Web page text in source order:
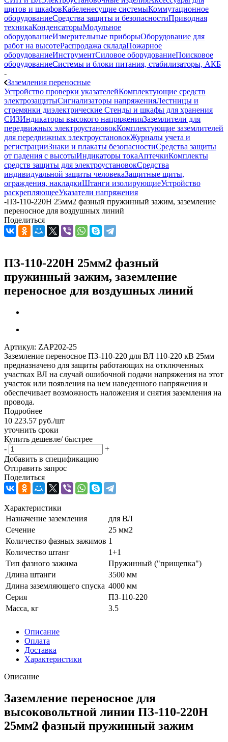
щитов и шкафовКабеленесущие системыКоммутационное
оборудованиеСредства защиты и безопасностиПриводная
техникаКонденсаторыМодульное
оборудованиеИзмерительные приборыОборудование для
работ на высотеРаспродажа складаПожарное
оборудованиеИнструментСиловое оборудованиеПоисковое
оборудованиеСистемы и блоки питания, стабилизаторы, АКБ
-
Заземления переносные
Устройство проверки указателейКомплектующие средств
электрозащитыСигнализаторы напряженияЛестницы и
стремянки диэлектрические Стенды и шкафы для хранения
СИЗИндикаторы высокого напряженияЗаземлители для
передвижных электроустановокКомплектующие заземлителей
для передвижных электроустановокЖурналы учета и
регистрацииЗнаки и плакаты безопасностиСредства защиты
от падения с высотыИндикаторы токаАптечкиКомплекты
средств защиты для электроустановокСредства
индивидуальной защиты человекаЗащитные щиты,
ограждения, накладкиШтанги изолирующиеУстройство
раскрепляющееУказатели напряжения
-ПЗ-110-220Н 25мм2 фазный пружинный зажим, заземление
переносное для воздушных линий
Поделиться
ПЗ-110-220Н 25мм2 фазный
пружинный зажим, заземление
переносное для воздушных линий
Артикул: ZAP202-25
Заземление переносное ПЗ-110-220 для ВЛ 110-220 кВ 25мм
предназначено для защиты работающих на отключенных
участках ВЛ на случай ошибочной подачи напряжения на этот
участок или появления на нем наведенного напряжения и
обеспечивает возможность наложения и снятия заземления на
провода.
Подробнее
10 223.57 руб./шт
уточнить сроки
Купить дешевле/ быстрее
-
+
Добавить в спецификацию
Отправить запрос
Поделиться
Характеристики
Назначение заземления
для ВЛ
Сечение
25 мм2
Количество фазных зажимов 1
Количество штанг
1+1
Тип фазного зажима
Пружинный ("прищепка")
Длина штанги
3500 мм
Длина заземляющего спуска 4000 мм
Серия
ПЗ-110-220
Масса, кг
3.5
Описание
Оплата
Доставка
Характеристики
Описание
Заземление переносное для
высоковольтной линии ПЗ-110-220Н
25мм2 фазный пружинный зажим